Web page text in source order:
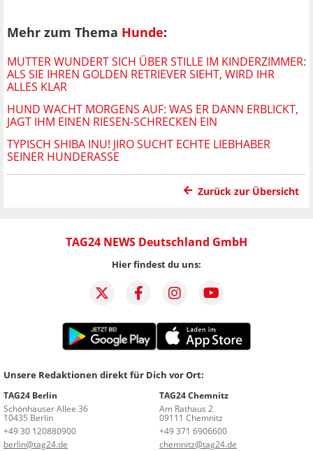
Mehr zum Thema Hunde:
MUTTER WUNDERT SICH ÜBER STILLE IM KINDERZIMMER:
ALS SIE IHREN GOLDEN RETRIEVER SIEHT, WIRD IHR
ALLES KLAR
HUND WACHT MORGENS AUF: WAS ER DANN ERBLICKT,
JAGT IHM EINEN RIESEN-SCHRECKEN EIN
TYPISCH SHIBA INU! JIRO SUCHT ECHTE LIEBHABER
SEINER HUNDERASSE
Zurück zur Übersicht
TAG24 NEWS Deutschland GmbH
Hier findest du uns:
Unsere Redaktionen direkt für Dich vor Ort:
TAG24 Berlin
Schönhauser Allee 36
10435 Berlin
+49 30 120880900
berlin@tag24.de
TAG24 Chemnitz
Am Rathaus 2
09111 Chemnitz
+49 371 6906600
chemnitz@tag24.de